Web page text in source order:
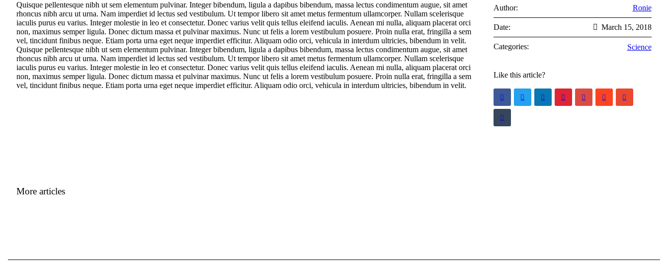
Quisque pellentesque nibh ut sem elementum pulvinar. Integer bibendum, ligula a dapibus bibendum, massa lectus condimentum augue, sit amet
rhoncus nibh arcu ut urna. Nam imperdiet id lectus sed vestibulum. Ut tempor libero sit amet metus fermentum ullamcorper. Nullam scelerisque
iaculis purus eu varius. Integer molestie in leo et consectetur. Donec varius velit quis tellus eleifend iaculis. Aenean mi nulla, aliquam placerat orci
non, maximus semper ligula. Donec dictum massa et pulvinar maximus. Nunc ut felis a lorem vestibulum posuere. Proin nulla erat, fringilla a sem
vel, tincidunt finibus neque. Etiam porta urna eget neque imperdiet efficitur. Aliquam odio orci, vehicula in interdum ultricies, bibendum in velit.
Quisque pellentesque nibh ut sem elementum pulvinar. Integer bibendum, ligula a dapibus bibendum, massa lectus condimentum augue, sit amet
rhoncus nibh arcu ut urna. Nam imperdiet id lectus sed vestibulum. Ut tempor libero sit amet metus fermentum ullamcorper. Nullam scelerisque
iaculis purus eu varius. Integer molestie in leo et consectetur. Donec varius velit quis tellus eleifend iaculis. Aenean mi nulla, aliquam placerat orci
non, maximus semper ligula. Donec dictum massa et pulvinar maximus. Nunc ut felis a lorem vestibulum posuere. Proin nulla erat, fringilla a sem
vel, tincidunt finibus neque. Etiam porta urna eget neque imperdiet efficitur. Aliquam odio orci, vehicula in interdum ultricies, bibendum in velit.
Author: Ronie
Date: March 15, 2018
Categories: Science
Like this article?
More articles